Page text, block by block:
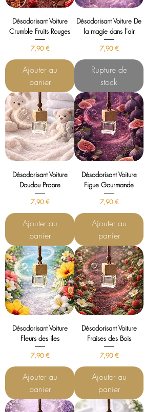
Désodorisant Voiture
Crumble Fruits Rouges
Prix
7,90 €
Ajouter au
panier
Désodorisant Voiture De
la magie dans l'air
Prix
7,90 €
Rupture de
stock
Désodorisant Voiture
Doudou Propre
Prix
7,90 €
Ajouter au
panier
Désodorisant Voiture
Figue Gourmande
Prix
7,90 €
Ajouter au
panier
Désodorisant Voiture
Fleurs des iles
Prix
7,90 €
Ajouter au
panier
Désodorisant Voiture
Fraises des Bois
Prix
7,90 €
Ajouter au
panier